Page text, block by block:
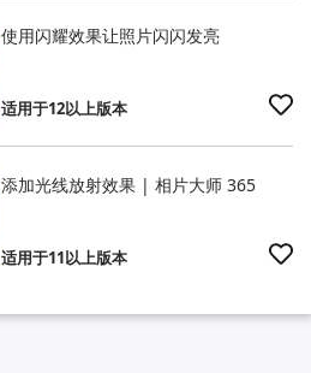
使用闪耀效果让照片闪闪发亮
适用于12以上版本
添加光线放射效果 | 相片大师 365
适用于11以上版本